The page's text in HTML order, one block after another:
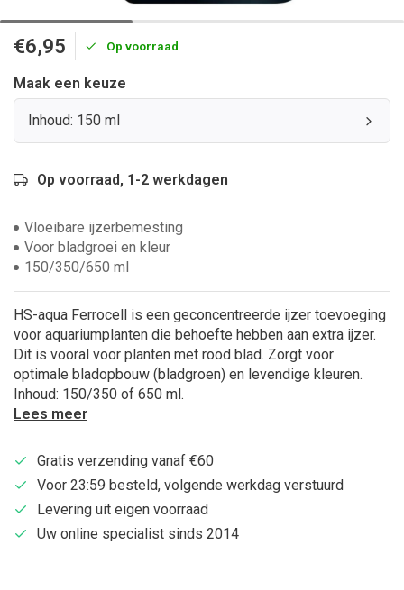
€6,95 Op voorraad
Maak een keuze
Inhoud: 150 ml
Op voorraad, 1-2 werkdagen
Vloeibare ijzerbemesting
Voor bladgroei en kleur
150/350/650 ml
HS-aqua Ferrocell is een geconcentreerde ijzer toevoeging
voor aquariumplanten die behoefte hebben aan extra ijzer.
Dit is vooral voor planten met rood blad. Zorgt voor
optimale bladopbouw (bladgroen) en levendige kleuren.
Inhoud: 150/350 of 650 ml.
Lees meer
Gratis verzending vanaf €60
Voor 23:59 besteld, volgende werkdag verstuurd
Levering uit eigen voorraad
Uw online specialist sinds 2014